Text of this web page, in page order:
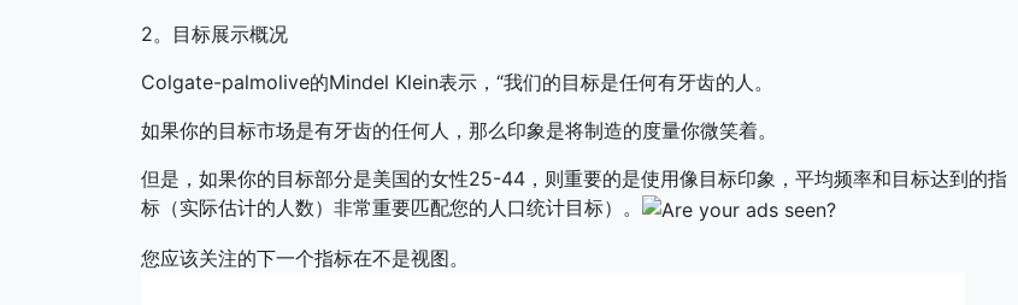
2。目标展示概况
Colgate-palmolive的Mindel Klein表示，“我们的目标是任何有牙齿的人。
如果你的目标市场是有牙齿的任何人，那么印象是将制造的度量你微笑着。
但是，如果你的目标部分是美国的女性25-44，则重要的是使用像目标印象，平均频率和目标达到的指
标（实际估计的人数）非常重要匹配您的人口统计目标）。
您应该关注的下一个指标在不是视图。